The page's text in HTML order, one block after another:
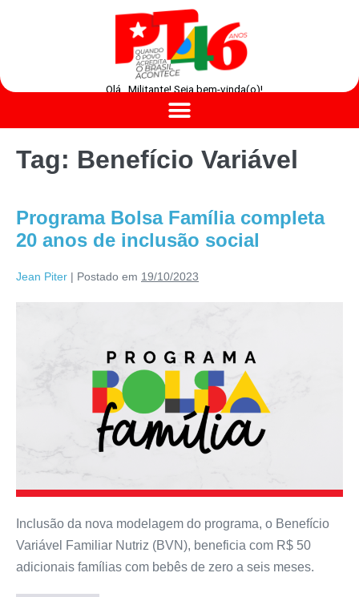
Olá , Militante! Seja bem-vinda(o)!
Tag: Benefício Variável
Programa Bolsa Família completa
20 anos de inclusão social
Jean Piter | Postado em 19/10/2023
Inclusão da nova modelagem do programa, o Benefício
Variável Familiar Nutriz (BVN), beneficia com R$ 50
adicionais famílias com bebês de zero a seis meses.